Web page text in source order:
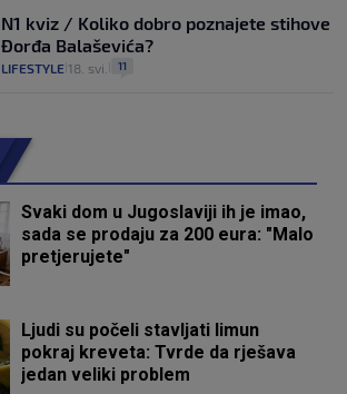
N1 kviz / Koliko dobro poznajete stihove
Đorđa Balaševića?
LIFESTYLE 18. svi. 11
Svaki dom u Jugoslaviji ih je imao,
sada se prodaju za 200 eura: "Malo
pretjerujete"
Ljudi su počeli stavljati limun
pokraj kreveta: Tvrde da rješava
jedan veliki problem